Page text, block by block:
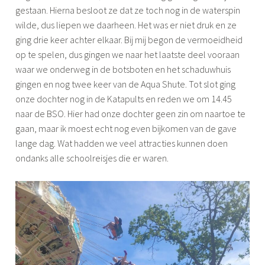
gestaan. Hierna besloot ze dat ze toch nog in de waterspin
wilde, dus liepen we daarheen. Het was er niet druk en ze
ging drie keer achter elkaar. Bij mij begon de vermoeidheid
op te spelen, dus gingen we naar het laatste deel vooraan
waar we onderweg in de botsboten en het schaduwhuis
gingen en nog twee keer van de Aqua Shute. Tot slot ging
onze dochter nog in de Katapults en reden we om 14.45
naar de BSO. Hier had onze dochter geen zin om naartoe te
gaan, maar ik moest echt nog even bijkomen van de gave
lange dag. Wat hadden we veel attracties kunnen doen
ondanks alle schoolreisjes die er waren.